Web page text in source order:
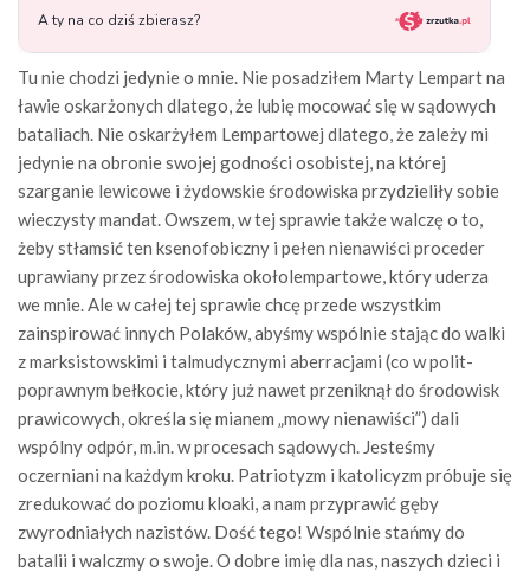
Tu nie chodzi jedynie o mnie. Nie posadziłem Marty Lempart na
ławie oskarżonych dlatego, że lubię mocować się w sądowych
bataliach. Nie oskarżyłem Lempartowej dlatego, że zależy mi
jedynie na obronie swojej godności osobistej, na której
szarganie lewicowe i żydowskie środowiska przydzieliły sobie
wieczysty mandat. Owszem, w tej sprawie także walczę o to,
żeby stłamsić ten ksenofobiczny i pełen nienawiści proceder
uprawiany przez środowiska okołolempartowe, który uderza
we mnie. Ale w całej tej sprawie chcę przede wszystkim
zainspirować innych Polaków, abyśmy wspólnie stając do walki
z marksistowskimi i talmudycznymi aberracjami (co w polit-
poprawnym bełkocie, który już nawet przeniknął do środowisk
prawicowych, określa się mianem „mowy nienawiści”) dali
wspólny odpór, m.in. w procesach sądowych. Jesteśmy
oczerniani na każdym kroku. Patriotyzm i katolicyzm próbuje się
zredukować do poziomu kloaki, a nam przyprawić gęby
zwyrodniałych nazistów. Dość tego! Wspólnie stańmy do
batalii i walczmy o swoje. O dobre imię dla nas, naszych dzieci i